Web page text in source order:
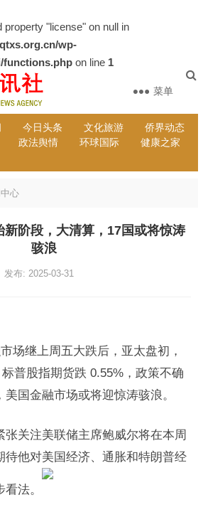
property "license" on null in
wp-
functions.php on line 1
今日头条 文化旅游
侨界动态
政法舆情 环球国际
健康之家
菜单
心
新阶段，大清算，17国或将惊涛
骇浪
发布: 2025-03-31
场继上周五大跌后，亚太盘初，
普股指期货跌 0.55%，政策不确
国金融市场或将迎惊涛骇浪。
张关注美联储主席鲍威尔将在本周
待他对美国经济、通胀和特朗普经
法。